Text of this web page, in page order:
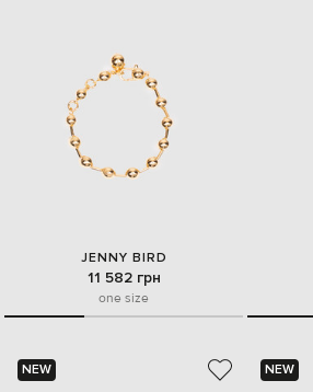
JENNY BIRD
11 582 грн
one size
NEW NEW